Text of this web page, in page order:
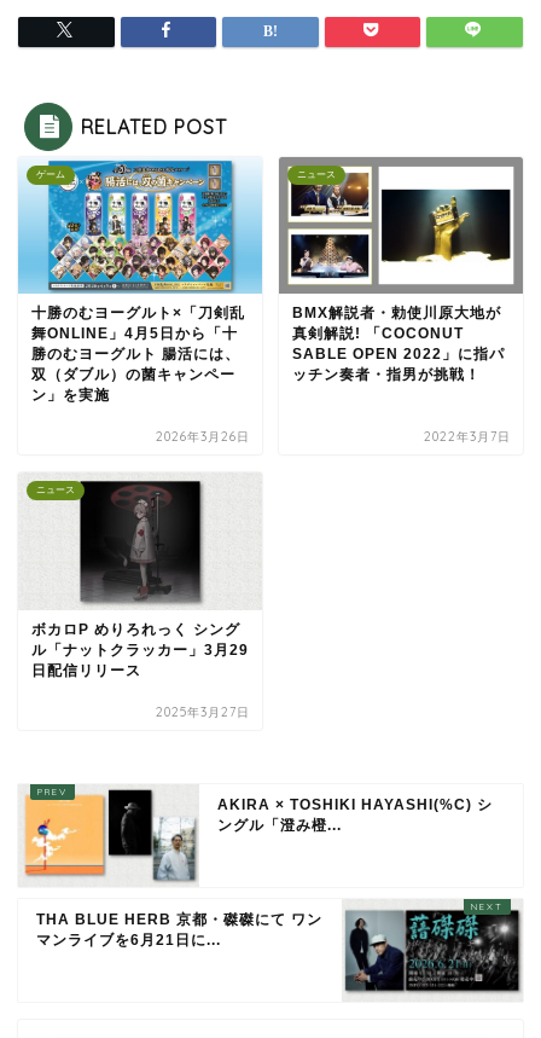
RELATED POST
ゲーム
十勝のむヨーグルト×「刀剣乱
舞ONLINE」4月5日から「十
勝のむヨーグルト 腸活には、
双（ダブル）の菌キャンペー
ン」を実施
2026年3月26日
ニュース
BMX解説者・勅使川原大地が
真剣解説! 「COCONUT
SABLE OPEN 2022」に指パ
ッチン奏者・指男が挑戦！
2022年3月7日
ニュース
ボカロP めりろれっく シング
ル「ナットクラッカー」3月29
日配信リリース
2025年3月27日
AKIRA × TOSHIKI HAYASHI(%C) シ
ングル「澄み橙...
THA BLUE HERB 京都・磔磔にて ワン
マンライブを6月21日に...